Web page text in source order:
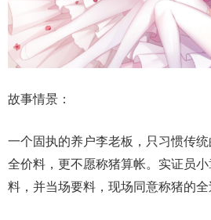
故事情景：
一个固执的养户李老板，只习惯传
全价料，更不愿称猪算帐。实证员
料，并当场要料，现场同意称猪的全